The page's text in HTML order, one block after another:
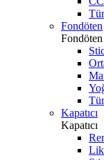
Fondöten
Fondöten
Kapatıcı
Kapatıcı